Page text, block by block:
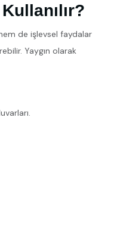
de işlevsel faydalar
Yaygın olarak